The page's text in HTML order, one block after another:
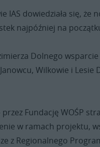
IAS dowiedziała się, że
najpóźniej na
Dolnego
Wilkowie i Lesie
Fundację WOŚP
w ramach projektu,
z Regionalnego